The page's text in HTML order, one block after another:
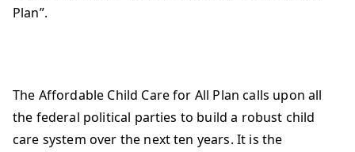
Plan”.
The Affordable Child Care for All Plan calls upon all
the federal political parties to build a robust child
care system over the next ten years. It is the